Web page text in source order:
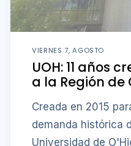
VIERNES 7, AGOSTO
UOH: 11 años
a la Región de
Creada en 2015
demanda histórica
Universidad de